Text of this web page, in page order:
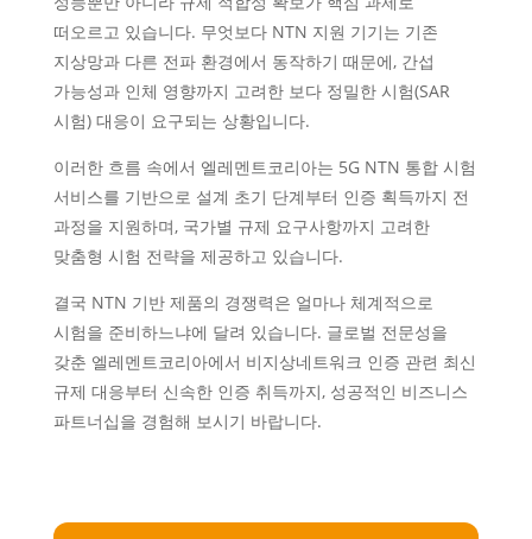
떠오르고 있습니다. 무엇보다 NTN 지원 기기는 기존
지상망과 다른 전파 환경에서 동작하기 때문에, 간섭
가능성과 인체 영향까지 고려한 보다 정밀한 시험(SAR
시험) 대응이 요구되는 상황입니다.
이러한 흐름 속에서 엘레멘트코리아는 5G NTN 통합 시험
서비스를 기반으로 설계 초기 단계부터 인증 획득까지 전
과정을 지원하며, 국가별 규제 요구사항까지 고려한
맞춤형 시험 전략을 제공하고 있습니다.
결국 NTN 기반 제품의 경쟁력은 얼마나 체계적으로
시험을 준비하느냐에 달려 있습니다. 글로벌 전문성을
갖춘 엘레멘트코리아에서 비지상네트워크 인증 관련 최신
규제 대응부터 신속한 인증 취득까지, 성공적인 비즈니스
파트너십을 경험해 보시기 바랍니다.